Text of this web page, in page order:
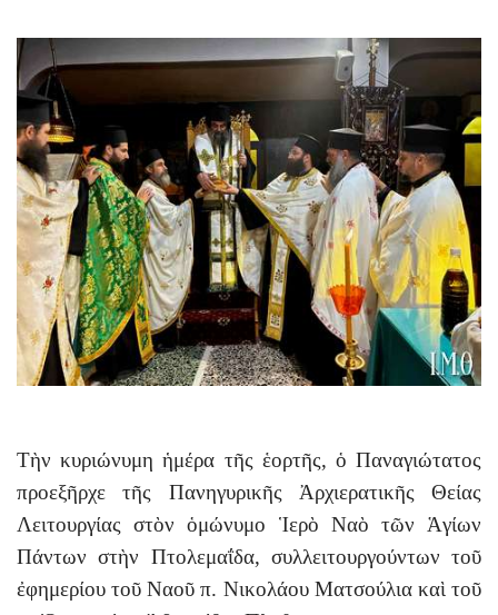
Τὴν κυριώνυμη ἡμέρα τῆς ἑορτῆς, ὁ Παναγιώτατος
προεξῆρχε τῆς Πανηγυρικῆς Ἀρχιερατικῆς Θείας
Λειτουργίας στὸν ὁμώνυμο Ἱερὸ Ναὸ τῶν Ἁγίων
Πάντων στὴν Πτολεμαΐδα, συλλειτουργούντων τοῦ
ἐφημερίου τοῦ Ναοῦ π. Νικολάου Ματσούλια καὶ τοῦ